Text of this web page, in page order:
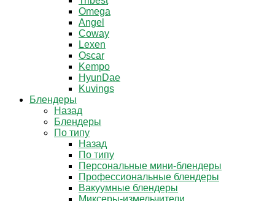
Omega
Angel
Coway
Lexen
Oscar
Kempo
HyunDae
Kuvings
Блендеры
Назад
Блендеры
По типу
Назад
По типу
Персональные мини-блендеры
Профессиональные блендеры
Вакуумные блендеры
Миксеры-измельчители